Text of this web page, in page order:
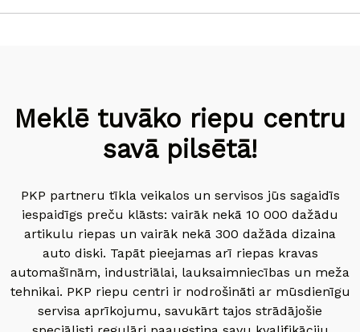
Meklē tuvāko riepu centru
savā pilsētā!
PKP partneru tīkla veikalos un servisos jūs sagaidīs
iespaidīgs preču klāsts: vairāk nekā 10 000 dažādu
artikulu riepas un vairāk nekā 300 dažāda dizaina
auto diski. Tapāt pieejamas arī riepas kravas
automašīnām, industriālai, lauksaimniecības un meža
tehnikai. PKP riepu centri ir nodrošināti ar mūsdienīgu
servisa aprīkojumu, savukārt tajos strādājošie